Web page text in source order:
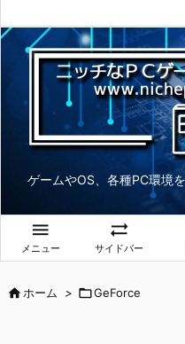
ゲームやOS、各種PC環境

メニュー

サイドバー
ホーム > GeForce